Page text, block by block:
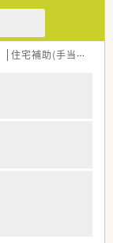
住宅補助(手当)あり